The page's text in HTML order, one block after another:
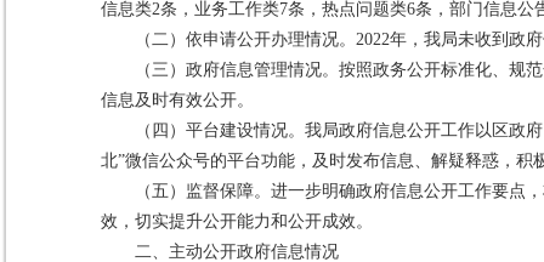
信息类2条，业务工作类7条，热点问题类6条，部门信息
（二）依申请公开办理情况。2022年，我局未收到政
（三）政府信息管理情况。按照政务公开标准化、
信息及时有效公开。
（四）平台建设情况。我局政府信息公开工作以区政
北”微信公众号的平台功能，及时发布信息、解疑释惑，
（五）监督保障。进一步明确政府信息公开工作要
效，切实提升公开能力和公开成效。
二、主动公开政府信息情况